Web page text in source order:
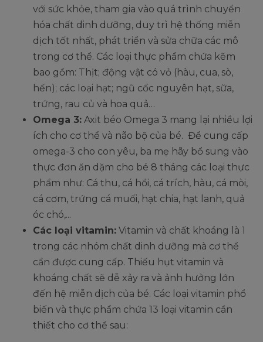
với sức khỏe, tham gia vào quá trình chuyển
hóa chất dinh dưỡng, duy trì hệ thống miễn
dịch tốt nhất, phát triển và sửa chữa các mô
trong cơ thể. Các loại thực phẩm chứa kẽm
bao gồm: Thịt; động vật có vỏ (hàu, cua, sò,
hến); các loại hạt; ngũ cốc nguyên hạt, sữa,
trứng, rau củ và hoa quả…
Omega 3: Axit béo Omega 3 mang lại nhiều lợi
ích cho cơ thể và não bộ của bé. Để cung cấp
omega-3 cho con yêu, ba mẹ hãy bổ sung vào
thực đơn ăn dặm cho bé 8 tháng các loại thực
phẩm như: Cá thu, cá hồi, cá trích, hàu, cá mòi,
cá cơm, trứng cá muối, hạt chia, hạt lanh, quả
óc chó,...
Các loại vitamin: Vitamin và chất khoáng là 1
trong các nhóm chất dinh dưỡng mà cơ thể
cần được cung cấp. Thiếu hụt vitamin và
khoáng chất sẽ dễ xảy ra và ảnh hưởng lớn
đến hệ miễn dịch của bé. Các loại vitamin phổ
biến và thực phẩm chứa 13 loại vitamin cần
thiết cho cơ thể sau: